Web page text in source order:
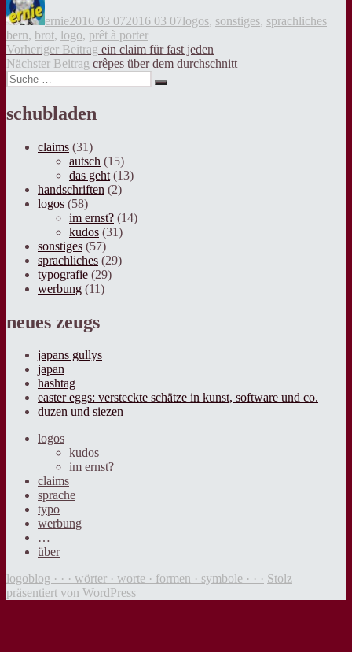
ernie2016 03 072016 03 07logos, sonstiges, sprachliches
bern, brot, logo, prêt à porter
Beitragsnavigation
Vorheriger Beitrag Vorheriger
Beitrag:
ein claim für fast jeden
Nächster Beitrag Nächster
Beitrag:
crêpes über dem durchschnitt
Suche
nach:
Suche
schubladen
claims (31)
autsch (15)
das geht (13)
handschriften (2)
logos (58)
im ernst? (14)
kudos (31)
sonstiges (57)
sprachliches (29)
typografie (29)
werbung (11)
neues zeugs
japans gullys
japan
hashtag
easter eggs: versteckte schätze in kunst, software und co.
duzen und siezen
logos
kudos
im ernst?
claims
sprache
typo
werbung
…
über
logoblog · · · wörter · worte · formen · symbole · · · Stolz
präsentiert von WordPress